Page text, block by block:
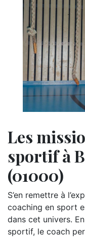
Les
sportif à
(01000)
S’en remettre à
coaching en sport
dans cet univers.
sportif, le coach